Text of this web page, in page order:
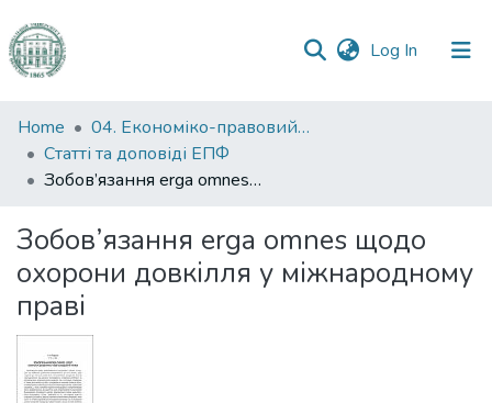
Log In (current)
Communities
&
Collections
Statistics
Home
04. Економіко-правовий факультет
Статті та доповіді ЕПФ
Зобов’язання erga omnes щодо охорони довкілля у міжнародному праві
Зобов’язання erga omnes щодо
охорони довкілля у міжнародному
праві